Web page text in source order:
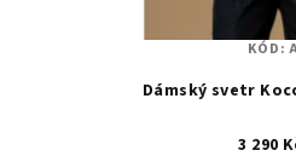
Dámský svetr
3 290
KÓD: